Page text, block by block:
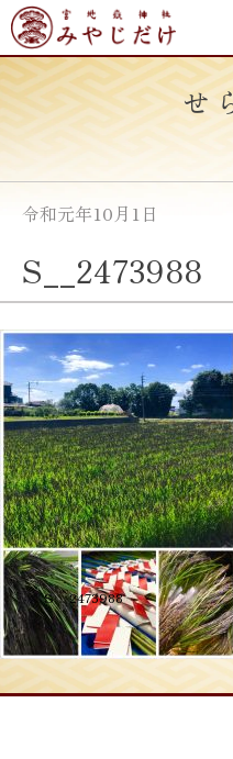
Skip
to
content
お知らせ
令和元年10月1日
S__2473988
投
稿
ナ
ビ
≪S__2473988